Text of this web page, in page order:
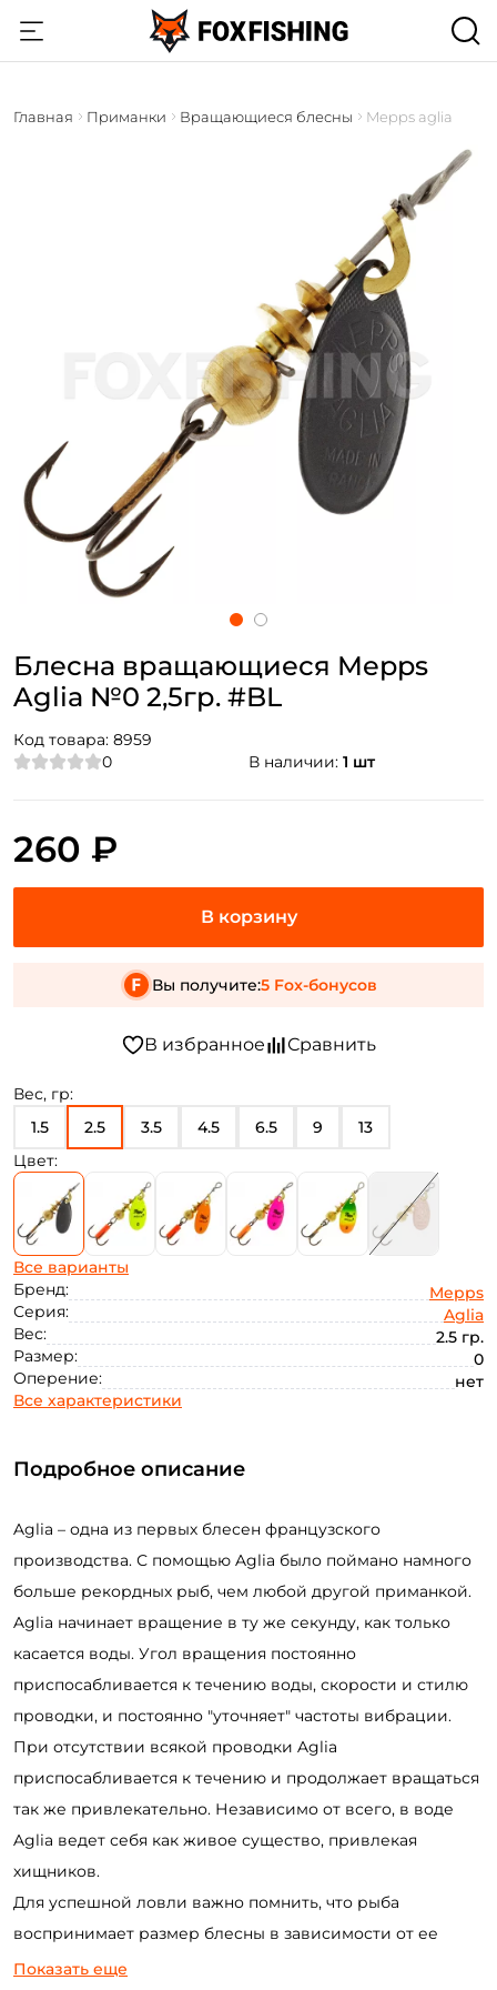
Главная Приманки Вращающиеся блесны Mepps aglia
Блесна вращающиеся Mepps
Aglia №0 2,5гр. #BL
Код товара: 8959
0
В наличии: 1 шт
Вес, гр:
1.5
2.5 3.5 4.5 6.5 9
13
Цвет:
Все варианты
Бренд:
Mepps
Серия:
Aglia
Вес:
2.5 гр.
Размер:
0
Оперение:
нет
Все характеристики
260 ₽
Вы получите:5 Fox-бонусов
Подробное описание
Aglia – одна из первых блесен французского
производства. С помощью Aglia было поймано намного
больше рекордных рыб, чем любой другой приманкой.
Aglia начинает вращение в ту же секунду, как только
касается воды. Угол вращения постоянно
приспосабливается к течению воды, скорости и стилю
проводки, и постоянно "уточняет" частоты вибрации.
При отсутствии всякой проводки Aglia
приспосабливается к течению и продолжает вращаться
так же привлекательно. Независимо от всего, в воде
Aglia ведет себя как живое существо, привлекая
хищников.
Для успешной ловли важно помнить, что рыба
воспринимает размер блесны в зависимости от ее
расцветки. Однотонные блесны рыбе кажутся меньше,
Показать еще